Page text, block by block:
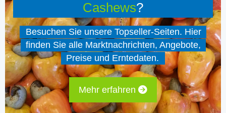
Cashews?
Besuchen Sie unsere Topseller-Seiten. Hier
finden Sie alle Marktnachrichten, Angebote,
Preise und Erntedaten.
Mehr erfahren